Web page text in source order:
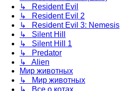
↳ Resident Evil
↳ Resident Evil 2
↳ Resident Evil 3: Nemesis
↳ Silent Hill
↳ Silent Hill 1
↳ Predator
↳ Alien
Мир животных
↳ Мир животных